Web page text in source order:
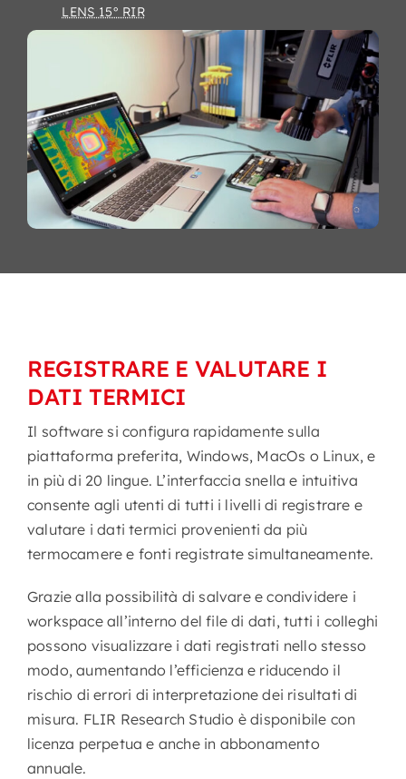
LENS 15° RIR
REGISTRARE E VALUTARE I
DATI TERMICI
Il software si configura rapidamente sulla
piattaforma preferita, Windows, MacOs o Linux, e
in più di 20 lingue. L’interfaccia snella e intuitiva
consente agli utenti di tutti i livelli di registrare e
valutare i dati termici provenienti da più
termocamere e fonti registrate simultaneamente.
Grazie alla possibilità di salvare e condividere i
workspace all’interno del file di dati, tutti i colleghi
possono visualizzare i dati registrati nello stesso
modo, aumentando l’efficienza e riducendo il
rischio di errori di interpretazione dei risultati di
misura. FLIR Research Studio è disponibile con
licenza perpetua e anche in abbonamento
annuale.